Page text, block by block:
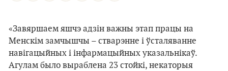
«Завяршаем яшчэ адзін важны этап працы на
Менскім замчышчы – стварэнне і ўсталяванне
навігацыйных і інфармацыйных указальнікаў.
Агулам было выраблена 23 стойкі, некаторыя